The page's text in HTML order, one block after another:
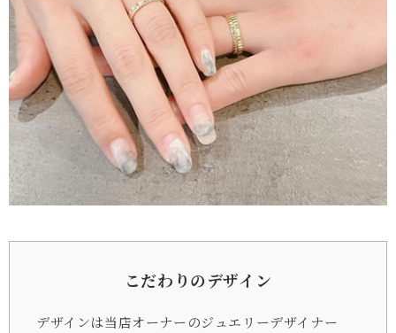
こだわりのデザイン
デザインは当店オーナーのジュエリーデザイナー